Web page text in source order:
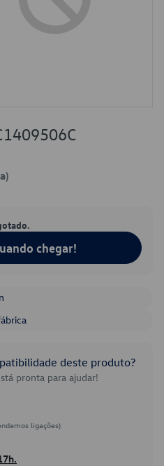
chegar!
deste produto?
pronta para ajudar!
ligações)